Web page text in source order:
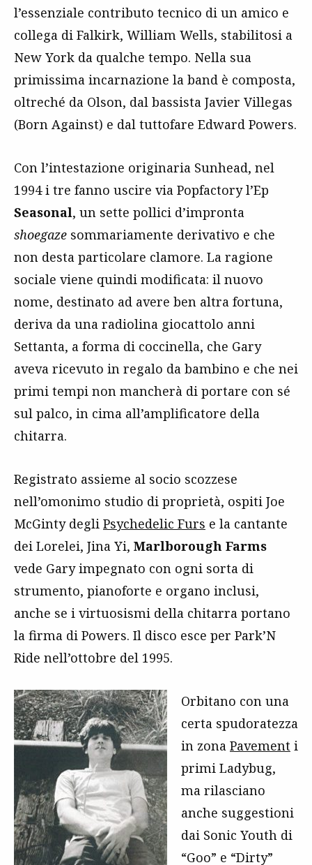
l’essenziale contributo tecnico di un amico e
collega di Falkirk, William Wells, stabilitosi a
New York da qualche tempo. Nella sua
primissima incarnazione la band è composta,
oltreché da Olson, dal bassista Javier Villegas
(Born Against) e dal tuttofare Edward Powers.
Con l’intestazione originaria Sunhead, nel
1994 i tre fanno uscire via Popfactory l’Ep
Seasonal, un sette pollici d’impronta
shoegaze sommariamente derivativo e che
non desta particolare clamore. La ragione
sociale viene quindi modificata: il nuovo
nome, destinato ad avere ben altra fortuna,
deriva da una radiolina giocattolo anni
Settanta, a forma di coccinella, che Gary
aveva ricevuto in regalo da bambino e che nei
primi tempi non mancherà di portare con sé
sul palco, in cima all’amplificatore della
chitarra.
Registrato assieme al socio scozzese
nell’omonimo studio di proprietà, ospiti Joe
McGinty degli Psychedelic Furs e la cantante
dei Lorelei, Jina Yi, Marlborough Farms
vede Gary impegnato con ogni sorta di
strumento, pianoforte e organo inclusi,
anche se i virtuosismi della chitarra portano
la firma di Powers. Il disco esce per Park’N
Ride nell’ottobre del 1995.
Orbitano con una
certa spudoratezza
in zona Pavement i
primi Ladybug,
ma rilasciano
anche suggestioni
dai Sonic Youth di
“Goo” e “Dirty”